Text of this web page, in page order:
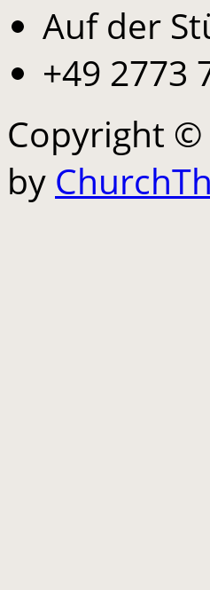
Auf der
+49 2773
Copyright ©
by